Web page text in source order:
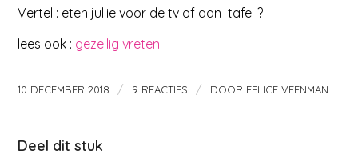
Vertel : eten jullie voor de tv of aan tafel ?
lees ook : gezellig vreten
10 DECEMBER 2018 / 9 REACTIES / DOOR FELICE VEENMAN
Deel dit stuk